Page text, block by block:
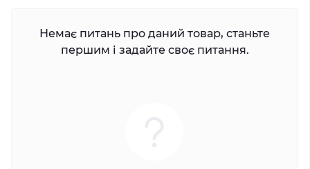
Немає питань про даний товар, станьте
першим і задайте своє питання.